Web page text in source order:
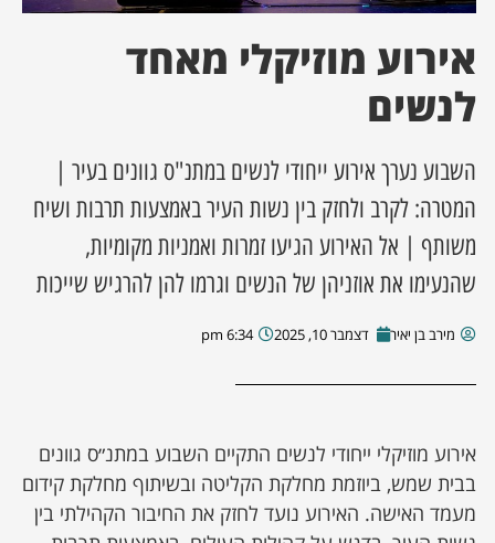
מסע מלחמה
השבוע
עסקים
אירוע מוזיקלי מאחד
לנשים
השבוע נערך אירוע ייחודי לנשים במתנ"ס גוונים בעיר |
המטרה: לקרב ולחזק בין נשות העיר באמצעות תרבות ושיח
משותף | אל האירוע הגיעו זמרות ואמניות מקומיות,
שהנעימו את אוזניהן של הנשים וגרמו להן להרגיש שייכות
מירב בן יאיר דצמבר 10, 2025 6:34 pm
אירוע מוזיקלי ייחודי לנשים התקיים השבוע במתנ״ס גוונים
בבית שמש, ביוזמת מחלקת הקליטה ובשיתוף מחלקת קידום
מעמד האישה. האירוע נועד לחזק את החיבור הקהילתי בין